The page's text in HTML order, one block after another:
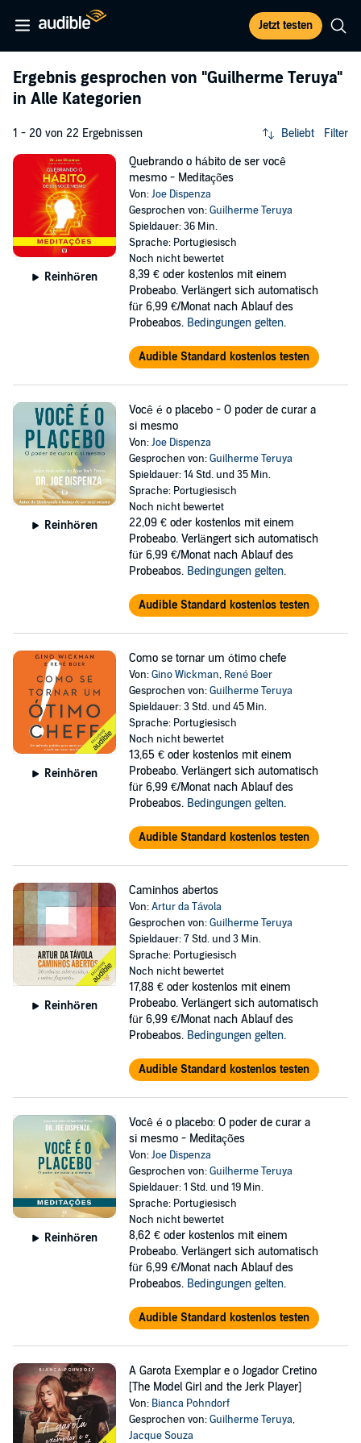
Jetzt testen
Ergebnis gesprochen von "Guilherme Teruya"
in Alle Kategorien
1 - 20 von 22 Ergebnissen Beliebt Filter
Reinhören
Quebrando o hábito de ser você
mesmo - Meditações
Von:Joe Dispenza
Gesprochen von:Guilherme Teruya
Spieldauer: 36 Min.
Sprache: Portugiesisch
Noch nicht bewertet
8,39 € oder kostenlos mit einem
Probeabo. Verlängert sich automatisch
für 6,99 €/Monat nach Ablauf des
Probeabos. Bedingungen gelten.
Audible Standard kostenlos testen
Reinhören
Você é o placebo - O poder de curar a
si mesmo
Von:Joe Dispenza
Gesprochen von:Guilherme Teruya
Spieldauer: 14 Std. und 35 Min.
Sprache: Portugiesisch
Noch nicht bewertet
22,09 € oder kostenlos mit einem
Probeabo. Verlängert sich automatisch
für 6,99 €/Monat nach Ablauf des
Probeabos. Bedingungen gelten.
Audible Standard kostenlos testen
Reinhören
Como se tornar um ótimo chefe
Von:Gino Wickman, René Boer
Gesprochen von:Guilherme Teruya
Spieldauer: 3 Std. und 45 Min.
Sprache: Portugiesisch
Noch nicht bewertet
13,65 € oder kostenlos mit einem
Probeabo. Verlängert sich automatisch
für 6,99 €/Monat nach Ablauf des
Probeabos. Bedingungen gelten.
Audible Standard kostenlos testen
Reinhören
Caminhos abertos
Von:Artur da Távola
Gesprochen von:Guilherme Teruya
Spieldauer: 7 Std. und 3 Min.
Sprache: Portugiesisch
Noch nicht bewertet
17,88 € oder kostenlos mit einem
Probeabo. Verlängert sich automatisch
für 6,99 €/Monat nach Ablauf des
Probeabos. Bedingungen gelten.
Audible Standard kostenlos testen
Reinhören
Você é o placebo: O poder de curar a
si mesmo - Meditações
Von:Joe Dispenza
Gesprochen von:Guilherme Teruya
Spieldauer: 1 Std. und 19 Min.
Sprache: Portugiesisch
Noch nicht bewertet
8,62 € oder kostenlos mit einem
Probeabo. Verlängert sich automatisch
für 6,99 €/Monat nach Ablauf des
Probeabos. Bedingungen gelten.
Audible Standard kostenlos testen
A Garota Exemplar e o Jogador Cretino
[The Model Girl and the Jerk Player]
Von: Bianca Pohndorf
Gesprochen von:Guilherme Teruya,
Jacque Souza